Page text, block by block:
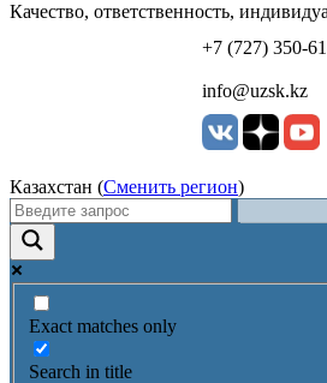
УЗСК Казахстан
Качество, ответственность,
+7 (727) 350-
info@uzsk.kz
Казахстан (Сменить регион)
Exact matches only
Search in title